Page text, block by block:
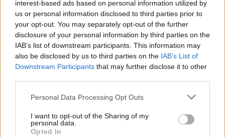
interest-based ads based on personal information utilized by
us or personal information disclosed to third parties prior to
your opt-out. You may separately opt-out of the further
disclosure of your personal information by third parties on the
IAB’s list of downstream participants. This information may
also be disclosed by us to third parties on the IAB’s List of
Downstream Participants that may further disclose it to other
Personal Data Processing Opt Outs
I want to opt-out of the Sharing of my
personal data.
Opted In